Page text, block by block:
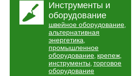
Инструменты и
оборудование
швейное оборудование,
альтернативная
энергетика,
промышленное
оборудование, крепеж,
инструменты, торговое
оборудование